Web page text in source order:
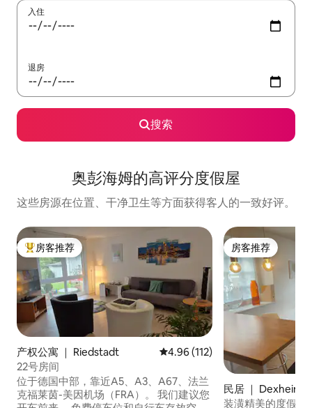
入住
退房
搜索
奥彭海姆的高评分度假屋
这些房源在位置、干净卫生等方面获得客人的一致好评。
热门「房客推荐」
房客推荐
产权公寓 ｜ Riedstadt 平均评分 4.96 分（满分 5 分），
4.96 (112)
22号房间
位于德国中部，靠近A5、A3、A67、法兰
克福莱茵-美因机场（FRA）。 我们建议您
房客推荐
房客推荐
民居 ｜ Dexheim
装潢精美的度假木